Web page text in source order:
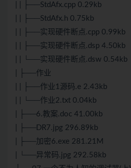
| | ├──StdAfx.cpp 0.29kb
| | ├──StdAfx.h 0.75kb
| | ├──实现硬件断点.cpp 0.99kb
| | ├──实现硬件断点.dsp 4.50kb
| | └──实现硬件断点.dsw 0.54kb
| ├──作业
| | ├──作业1源码.e 2.43kb
| | └──作业2.txt 0.04kb
| ├──6.教案.doc 41.00kb
| ├──DR7.jpg 296.89kb
| ├──加密6.exe 281.21M
| └──异常码.jpg 292.58kb